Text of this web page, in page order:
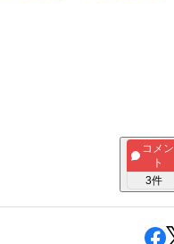
コメン
ト
3件